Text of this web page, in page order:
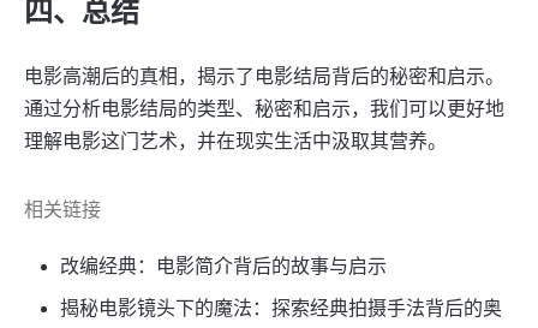
四、总结
电影高潮后的真相，揭示了电影结局背后的秘密和启示。
通过分析电影结局的类型、秘密和启示，我们可以更好地
理解电影这门艺术，并在现实生活中汲取其营养。
相关链接
改编经典：电影简介背后的故事与启示
揭秘电影镜头下的魔法：探索经典拍摄手法背后的奥